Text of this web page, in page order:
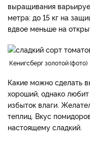
выращивания
метра: до 15 кг на
вдвое меньше на
Кенигсберг золотой фото
Какие можно сделать
хороший, однако любит
избыток влаги.
теплиц. Вкус
настоящему сладкий.